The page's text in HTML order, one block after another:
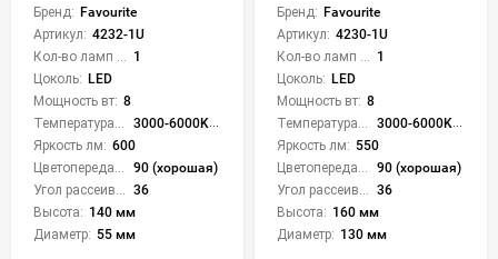
Бренд: Favourite
Артикул: 4232-1U
1
Цоколь: LED
Мощность вт: 8
3000-6000K (плавная рег.)
Яркость лм: 600
90 (хорошая)
36
Высота: 140 мм
Диаметр: 55 мм
Бренд: Favourite
Артикул: 4230-1U
1
Цоколь: LED
Мощность вт: 8
3000-6000K (плавная рег.)
Яркость лм: 550
90 (хорошая)
36
Высота: 160 мм
Диаметр: 130 мм